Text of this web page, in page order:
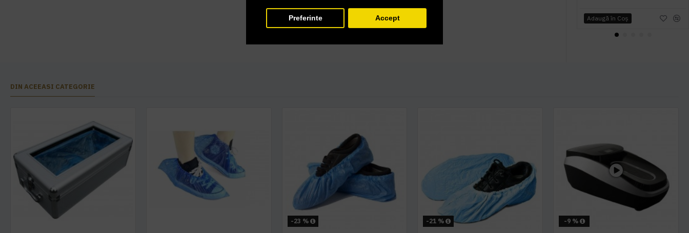
Preferinte Accept Adaugă în Coş
DIN ACEEASI CATEGORIE
-23 % -21 % -9 %